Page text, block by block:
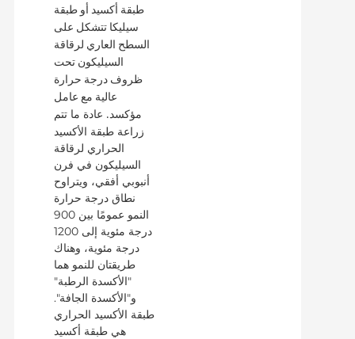
طبقة أكسيد أو طبقة
سيليكا تتشكل على
السطح العاري لرقاقة
السيليكون تحت
ظروف درجة حرارة
عالية مع عامل
مؤكسد. عادة ما تتم
زراعة طبقة الأكسيد
الحراري لرقاقة
السيليكون في فرن
أنبوبي أفقي، ويتراوح
نطاق درجة حرارة
النمو عمومًا بين 900
درجة مئوية إلى 1200
درجة مئوية، وهناك
طريقتان للنمو هما
"الأكسدة الرطبة"
و"الأكسدة الجافة".
طبقة الأكسيد الحراري
هي طبقة أكسيد